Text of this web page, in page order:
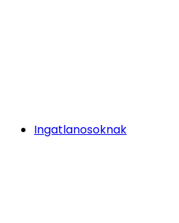
Ingatlanosoknak